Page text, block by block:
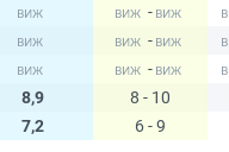
-
-
-
8,9 8 - 10
7,2 6 - 9